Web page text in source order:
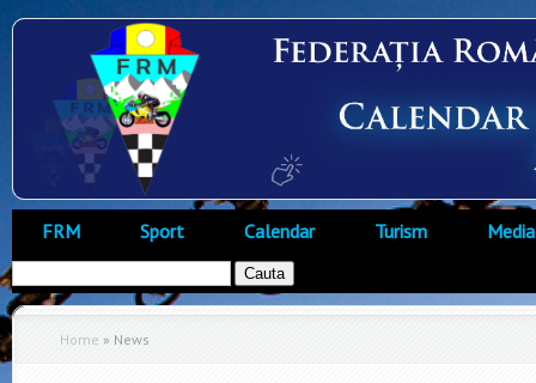
FRM Sport Calendar Turism Media
Home » News